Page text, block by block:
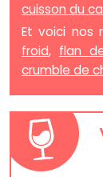
cuisson du
Et voici nos
froid, flan
crumble de